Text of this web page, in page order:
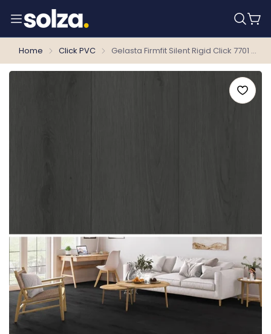
Home Click PVC Gelasta Firmfit Silent Rigid Click 7701 Summerfield Charcoal